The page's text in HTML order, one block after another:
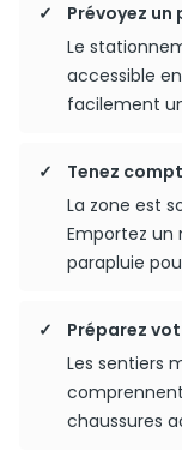
Prévoyez un
Le
accessible
facilement
Tenez
La zone est
Emportez
parapluie
Préparez
Les sentiers
chaussures